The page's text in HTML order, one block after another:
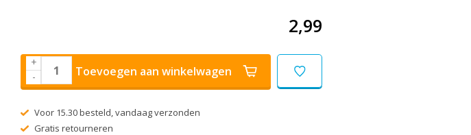
2,99
+
-
Toevoegen aan winkelwagen
Voor 15.30 besteld, vandaag verzonden
Gratis retourneren